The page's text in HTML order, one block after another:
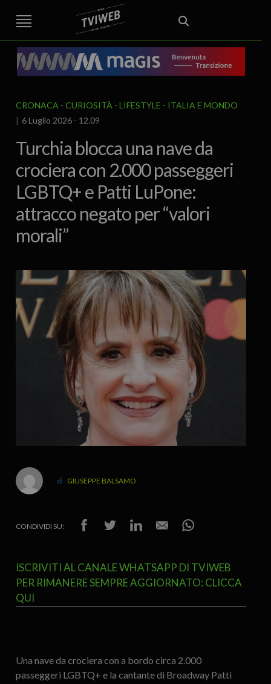
STREET TG CRONACA VENETO
VICENZA E PROVINCIA
AREA BERICA
ECONOMIA ATTUALITA’ POLITICA
EDITORIALE ITALIA E MONDO CURIOSITÀ – LIFESTYLE
CULTURA ARTE
SPORT
IL GRAFFIO FOOD & DRINK
CRONACA CURIOSITÀ - LIFESTYLE
ITALIA E MONDO
6 Luglio 2026 - 12.09
Turchia blocca una nave da
crociera con 2.000 passeggeri
LGBTQ+ e Patti LuPone:
attracco negato per “valori
morali”
GIUSEPPE BALSAMO
CONDIVIDI SU:
ISCRIVITI AL CANALE WHATSAPP DI TVIWEB
PER RIMANERE SEMPRE AGGIORNATO: CLICCA
QUI
Una nave da crociera con a bordo circa 2.000
passeggeri LGBTQ+ e la cantante di Broadway Patti